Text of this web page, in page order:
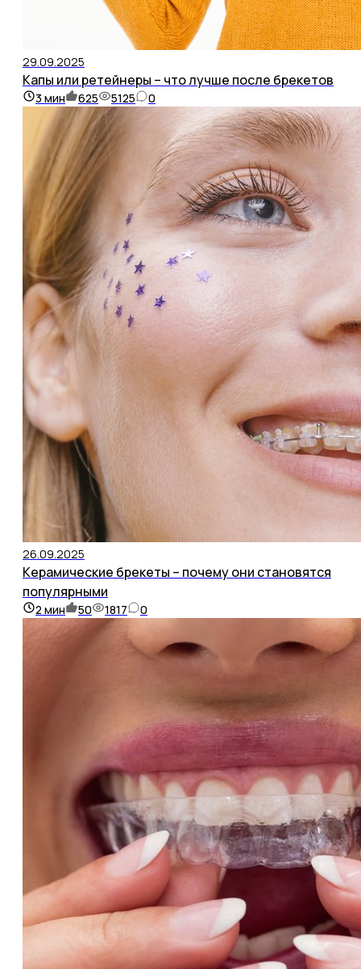
29.09.2025
Капы или ретейнеры – что лучше после брекетов
3 мин 625 5125 0
26.09.2025
Керамические брекеты – почему они становятся
популярными
2 мин 50 1817 0